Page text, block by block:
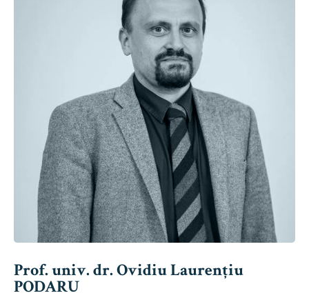
Prof. univ. dr. Ovidiu Laurențiu
PODARU